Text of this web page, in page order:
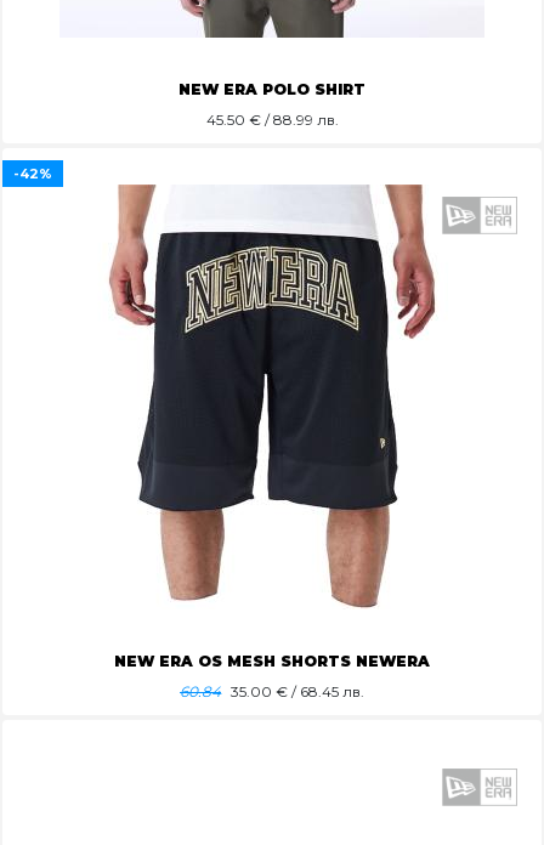
NEW ERA POLO SHIRT
45.50 € / 88.99 лв.
NEW ERA OS MESH SHORTS NEWERA
60.84 35.00 € / 68.45 лв.
-42%